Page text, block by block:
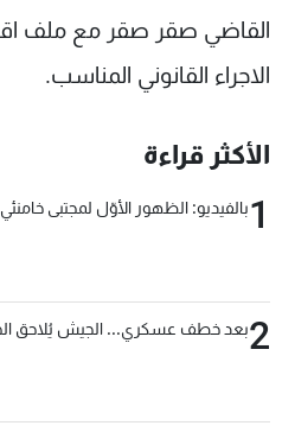
القاضي صقر صقر مع ملف
الاجراء القانوني المناسب.
الأكثر قراءة
1بالفيديو: الظهور الأوّل لمجتبى
2بعد خطف عسكري... الجيش يُلاحق